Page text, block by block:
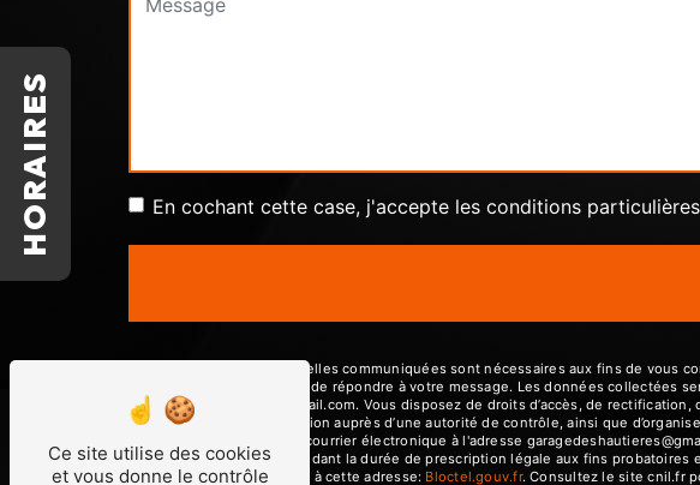
En cochant cette case, j'accepte les conditions
** Les données personnelles communiquées sont nécessaires aux fins de vous
traitants dans le seul but de répondre à votre message. Les données collectées
garagedeshautieres@gmail.com. Vous disposez de droits d’accès, de
d’introduire une réclamation auprès d’une autorité de contrôle, ainsi que
22440 Tremuson ou par courrier électronique à l'adresse
prise de contact puis pendant la durée de prescription légale aux fins
téléphonique, disponible à cette adresse:
Bloctel.gouv.fr. Consultez le site cnil.fr
HORAIRES
Ce site utilise des cookies
et vous donne le contrôle